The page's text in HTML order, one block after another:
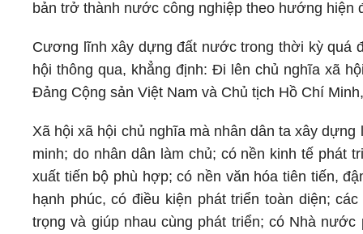
bản trở thành nước công nghiệp theo hướng hiện
Cương lĩnh xây dựng đất nước trong thời kỳ quá
hội thông qua, khẳng định: Đi lên chủ nghĩa xã
Đảng Cộng sản Việt Nam và Chủ tịch Hồ Chí
Xã hội xã hội chủ nghĩa mà nhân dân ta xây
minh; do nhân dân làm chủ; có nền kinh tế phát
xuất tiến bộ phù hợp; có nền văn hóa tiên tiến,
hạnh phúc, có điều kiện phát triển toàn diện;
trọng và giúp nhau cùng phát triển; có Nhà